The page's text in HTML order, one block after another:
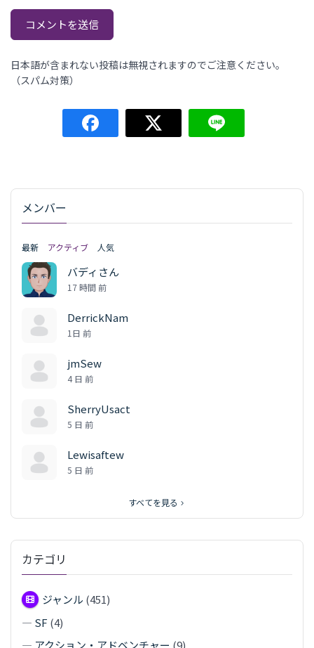
日本語が含まれない投稿は無視されますのでご注意ください。
（スパム対策）
メンバー
最新 アクティブ 人気
バディさん
17 時間 前
DerrickNam
1日 前
jmSew
4 日 前
SherryUsact
5 日 前
Lewisaftew
5 日 前
すべてを見る
カテゴリ
ジャンル (451)
— SF (4)
— アクション・アドベンチャー (9)